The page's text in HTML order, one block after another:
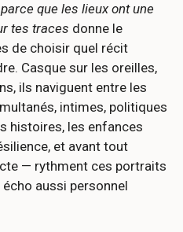
parce que les lieux ont une
tes traces donne le
de choisir quel récit
Casque sur les oreilles,
ils naviguent entre les
intimes, politiques
histoires, les enfances
et avant tout
— rythment ces portraits
aussi personnel